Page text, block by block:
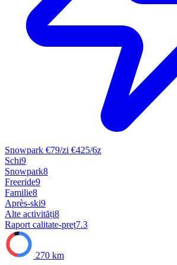
Snowpark €79/zi €425/6z
Schi9
Snowpark8
Freeride9
Familie8
Après-ski9
Alte activități8
Raport calitate-preț7.3
270 km